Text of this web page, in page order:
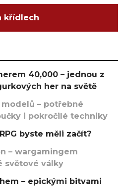
křídlech
40,000 – jednou z
her na světě
– potřebné
i pokročilé techniky
byste měli začít?
– wargamingem
světové války
– epickými bitvami